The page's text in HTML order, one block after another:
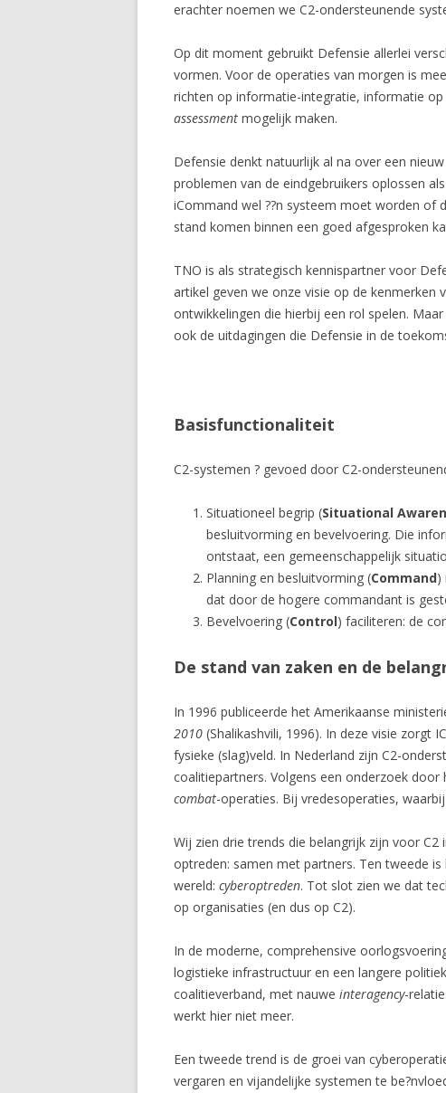
erachter noemen we C2-ondersteunende
Op dit moment gebruikt Defensie allerlei
vormen. Voor de operaties van morgen is
richten op informatie-integratie, informatie
assessment mogelijk maken.
Defensie denkt natuurlijk al na over een
problemen van de eindgebruikers oplossen
iCommand wel ??n systeem moet worden of
stand komen binnen een goed afgesproken
TNO is als strategisch kennispartner voor
artikel geven we onze visie op de kenmerken
ontwikkelingen die hierbij een rol spelen.
ook de uitdagingen die Defensie in de
Basisfunctionaliteit
C2-systemen ? gevoed door C2-
Situationeel begrip (Situational
besluitvorming en bevelvoering. Die
ontstaat, een gemeenschappelijk
Planning en besluitvorming (Command)
dat door de hogere commandant is
Bevelvoering (Control) faciliteren: de
De stand van zaken en de
In 1996 publiceerde het Amerikaanse
2010 (Shalikashvili, 1996). In deze visie zorgt
fysieke (slag)veld. In Nederland zijn C2-
coalitiepartners. Volgens een onderzoek
combat-operaties. Bij vredesoperaties,
Wij zien drie trends die belangrijk zijn voor
optreden: samen met partners. Ten tweede
wereld: cyberoptreden. Tot slot zien we dat
op organisaties (en dus op C2).
In de moderne, comprehensive
logistieke infrastructuur en een langere
coalitieverband, met nauwe interagency-
werkt hier niet meer.
Een tweede trend is de groei van
vergaren en vijandelijke systemen te